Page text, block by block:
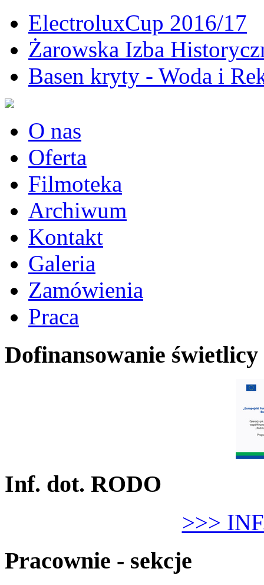
ElectroluxCup 2016/17
Żarowska Izba
Basen kryty - Woda i
O nas
Oferta
Filmoteka
Archiwum
Kontakt
Galeria
Zamówienia
Praca
Dofinansowanie świetlicy
Inf. dot. RODO
>>>
Pracownie - sekcje